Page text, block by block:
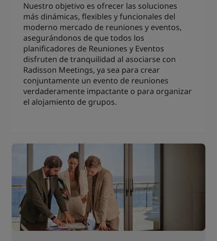
Nuestro objetivo es ofrecer las soluciones
más dinámicas, flexibles y funcionales del
moderno mercado de reuniones y eventos,
asegurándonos de que todos los
planificadores de Reuniones y Eventos
disfruten de tranquilidad al asociarse con
Radisson Meetings, ya sea para crear
conjuntamente un evento de reuniones
verdaderamente impactante o para organizar
el alojamiento de grupos.